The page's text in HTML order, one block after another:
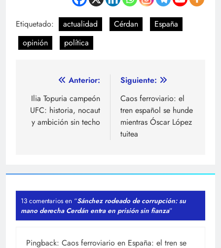
Etiquetado: actualidad Cérdan
España
opinión
política
Navegación
de
entradas
Anterior:
Ilia Topuria campeón
UFC: historia, nocaut
y ambición sin techo
Siguiente:
Caos ferroviario: el
tren español se hunde
mientras Óscar López
tuitea
13 comentarios en “Sánchez rodeado de corrupción: su
mano derecha Cerdán entra en prisión sin fianza”
Pingback: Caos ferroviario en España: el tren se